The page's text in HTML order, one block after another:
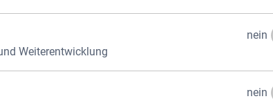
KONTAKTIEREN SIE UNS
Weiterentwicklung
nein
nein